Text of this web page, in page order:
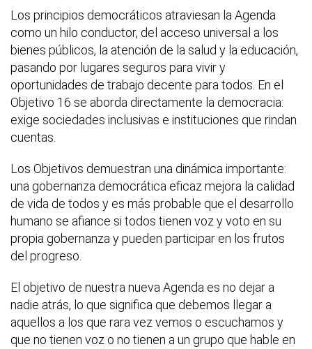
Los principios democráticos atraviesan la Agenda
como un hilo conductor, del acceso universal a los
bienes públicos, la atención de la salud y la educación,
pasando por lugares seguros para vivir y
oportunidades de trabajo decente para todos. En el
Objetivo 16 se aborda directamente la democracia:
exige sociedades inclusivas e instituciones que rindan
cuentas.
Los Objetivos demuestran una dinámica importante:
una gobernanza democrática eficaz mejora la calidad
de vida de todos y es más probable que el desarrollo
humano se afiance si todos tienen voz y voto en su
propia gobernanza y pueden participar en los frutos
del progreso.
El objetivo de nuestra nueva Agenda es no dejar a
nadie atrás, lo que significa que debemos llegar a
aquellos a los que rara vez vemos o escuchamos y
que no tienen voz o no tienen a un grupo que hable en